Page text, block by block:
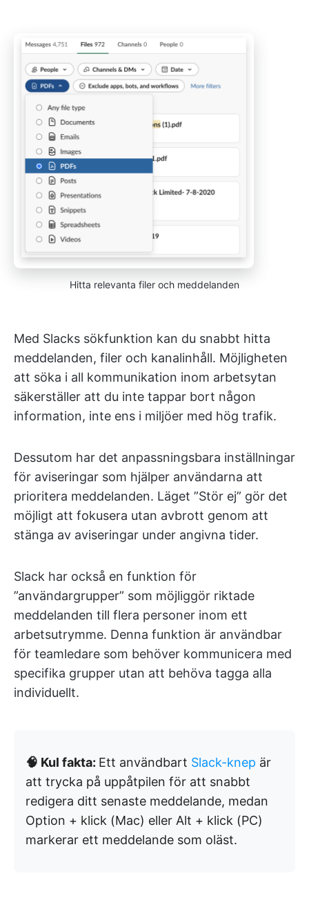
Hitta relevanta filer och meddelanden
Med Slacks sökfunktion kan du snabbt hitta
meddelanden, filer och kanalinhåll. Möjligheten
att söka i all kommunikation inom arbetsytan
säkerställer att du inte tappar bort någon
information, inte ens i miljöer med hög trafik.
Dessutom har det anpassningsbara inställningar
för aviseringar som hjälper användarna att
prioritera meddelanden. Läget ”Stör ej” gör det
möjligt att fokusera utan avbrott genom att
stänga av aviseringar under angivna tider.
Slack har också en funktion för
”användargrupper” som möjliggör riktade
meddelanden till flera personer inom ett
arbetsutrymme. Denna funktion är användbar
för teamledare som behöver kommunicera med
specifika grupper utan att behöva tagga alla
individuellt.
🧠 Kul fakta: Ett användbart Slack-knep är
att trycka på uppåtpilen för att snabbt
redigera ditt senaste meddelande, medan
Option + klick (Mac) eller Alt + klick (PC)
markerar ett meddelande som oläst.